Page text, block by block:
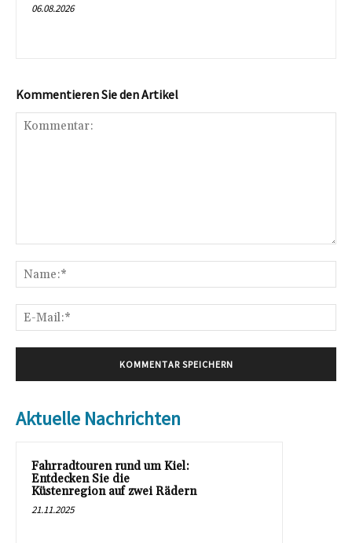
06.08.2026
Kommentieren Sie den Artikel
Aktuelle Nachrichten
Fahrradtouren rund um Kiel:
Entdecken Sie die
Küstenregion auf zwei Rädern
21.11.2025